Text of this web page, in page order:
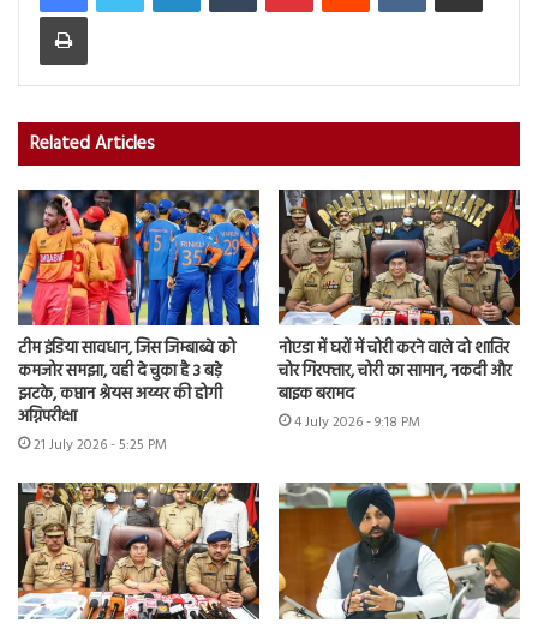
Print
Related Articles
टीम इंडिया सावधान, जिस जिम्बाब्वे को
कमजोर समझा, वही दे चुका है 3 बड़े
झटके, कप्तान श्रेयस अय्यर की होगी
अग्निपरीक्षा
21 July 2026 - 5:25 PM
नोएडा में घरों में चोरी करने वाले दो शातिर
चोर गिरफ्तार, चोरी का सामान, नकदी और
बाइक बरामद
4 July 2026 - 9:18 PM